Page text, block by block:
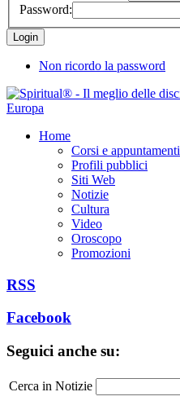
Password:
Non ricordo la password
Home
Corsi e appuntamenti
Profili pubblici
Siti Web
Notizie
Cultura
Video
Oroscopo
Promozioni
RSS
Facebook
Seguici anche su:
Cerca in Notizie